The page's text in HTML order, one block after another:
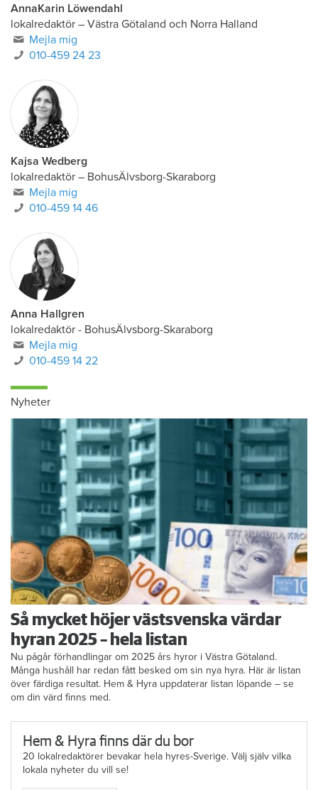
AnnaKarin Löwendahl
lokalredaktör – Västra Götaland och Norra Halland
Mejla mig
010-459 24 23
Kajsa Wedberg
lokalredaktör – BohusÄlvsborg-Skaraborg
Mejla mig
010-459 14 46
Anna Hallgren
lokalredaktör - BohusÄlvsborg-Skaraborg
Mejla mig
010-459 14 22
Nyheter
Så mycket höjer västsvenska värdar
hyran 2025 – hela listan
Nu pågår förhandlingar om 2025 års hyror i Västra Götaland.
Många hushåll har redan fått besked om sin nya hyra. Här är listan
över färdiga resultat. Hem & Hyra uppdaterar listan löpande – se
om din värd finns med.
Hem & Hyra finns där du bor
20 lokalredaktörer bevakar hela hyres-Sverige. Välj själv vilka
lokala nyheter du vill se!